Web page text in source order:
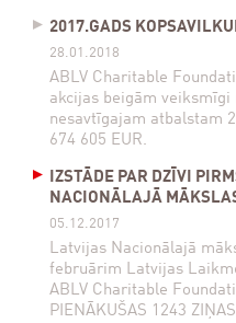
2017.GADS
28.01.2018
ABLV Charitable
akcijas beigām veiksmīgi
nesavtīgajam atbalstam
674 605 EUR.
IZSTĀDE PAR DZĪVI
NACIONĀLAJĀ
05.12.2017
Latvijas Nacionālajā
februārim Latvijas
ABLV Charitable
PIENĀKUŠAS 1243